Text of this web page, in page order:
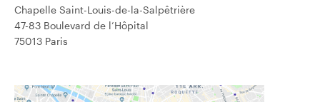
Chapelle Saint-Louis-de-la-Salpêtrière
47-83 Boulevard de l’Hôpital
75013 Paris